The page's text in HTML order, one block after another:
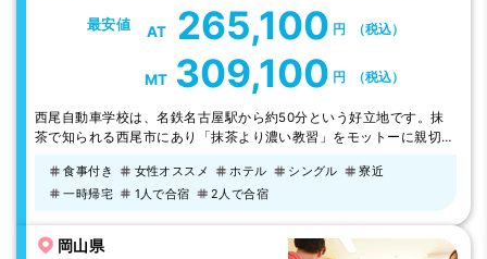
最安値 AT 265,100 円 （税込）
MT 309,100 円 （税込）
西尾自動車学校は、名鉄名古屋駅から約50分という好立地です。抹
茶で知られる西尾市にあり「抹茶より濃い教習」をモットーに親切な
間もお部屋でゆっくりできます（清掃時間9:30～14:00は除く）。
2021年11月に完成した新校舎と、県内有数の広大なコースで受けら
食事付き 女性オススメ ホテル シングル
寮近
一時帰宅
1人で合宿 2人で合宿
岡山県